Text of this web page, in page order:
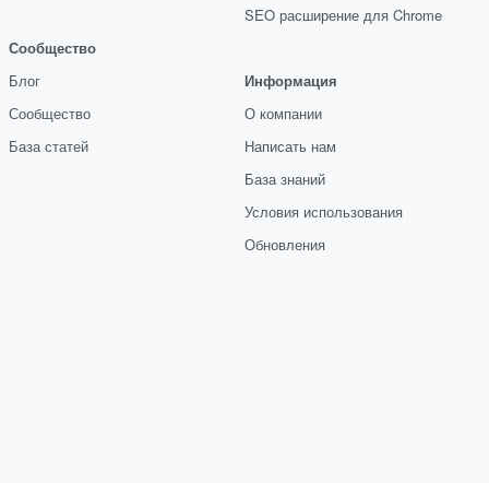
Сообщество
Блог
Сообщество
База статей
SEO расширение для Chrome
Информация
О компании
Написать нам
База знаний
Условия использования
Обновления